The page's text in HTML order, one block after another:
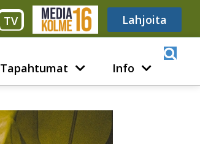
TV Media316 Lahjoita
Tapahtumat Info